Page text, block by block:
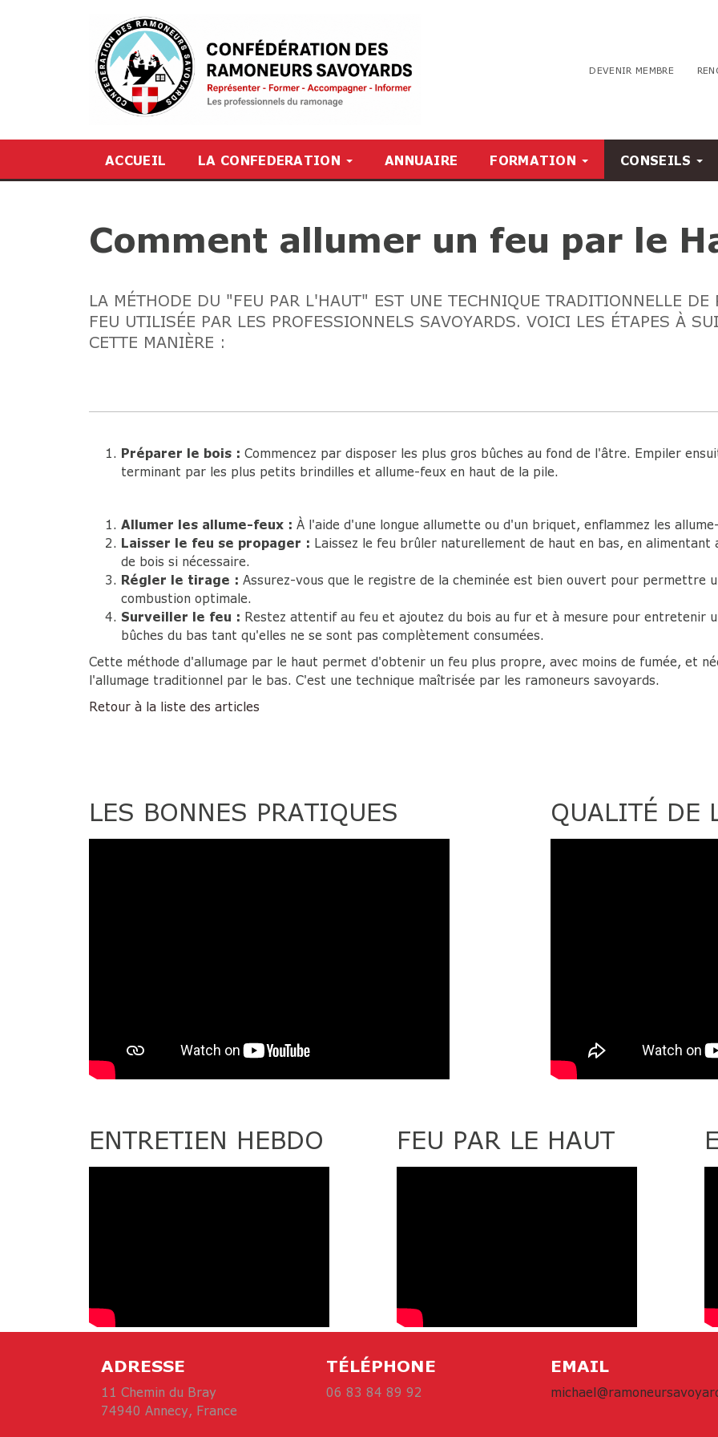
DEVENIR MEMBRE
ACCUEIL LA CONFEDERATION ANNUAIRE FORMATION CONSEILS
Comment allumer un feu par le
LA MÉTHODE DU "FEU PAR L'HAUT" EST UNE TECHNIQUE TRADITIONNELLE DE
FEU UTILISÉE PAR LES PROFESSIONNELS SAVOYARDS. VOICI LES ÉTAPES À
CETTE MANIÈRE :
Préparer le bois : Commencez par disposer les plus gros bûches au fond de l'âtre. Empiler
terminant par les plus petits brindilles et allume-feux en haut de la pile.
Allumer les allume-feux : À l'aide d'une longue allumette ou d'un briquet, enflammez les
Laisser le feu se propager : Laissez le feu brûler naturellement de haut en bas, en
de bois si nécessaire.
Régler le tirage : Assurez-vous que le registre de la cheminée est bien ouvert pour permettre
combustion optimale.
Surveiller le feu : Restez attentif au feu et ajoutez du bois au fur et à mesure pour entretenir
bûches du bas tant qu'elles ne se sont pas complètement consumées.
Cette méthode d'allumage par le haut permet d'obtenir un feu plus propre, avec moins de fumée, et
l'allumage traditionnel par le bas. C'est une technique maîtrisée par les ramoneurs savoyards.
Retour à la liste des articles
LES BONNES PRATIQUES QUALITÉ DE
ENTRETIEN HEBDO FEU PAR LE HAUT
ADRESSE
11 Chemin du Bray
74940 Annecy, France
TÉLÉPHONE
06 83 84 89 92
EMAIL